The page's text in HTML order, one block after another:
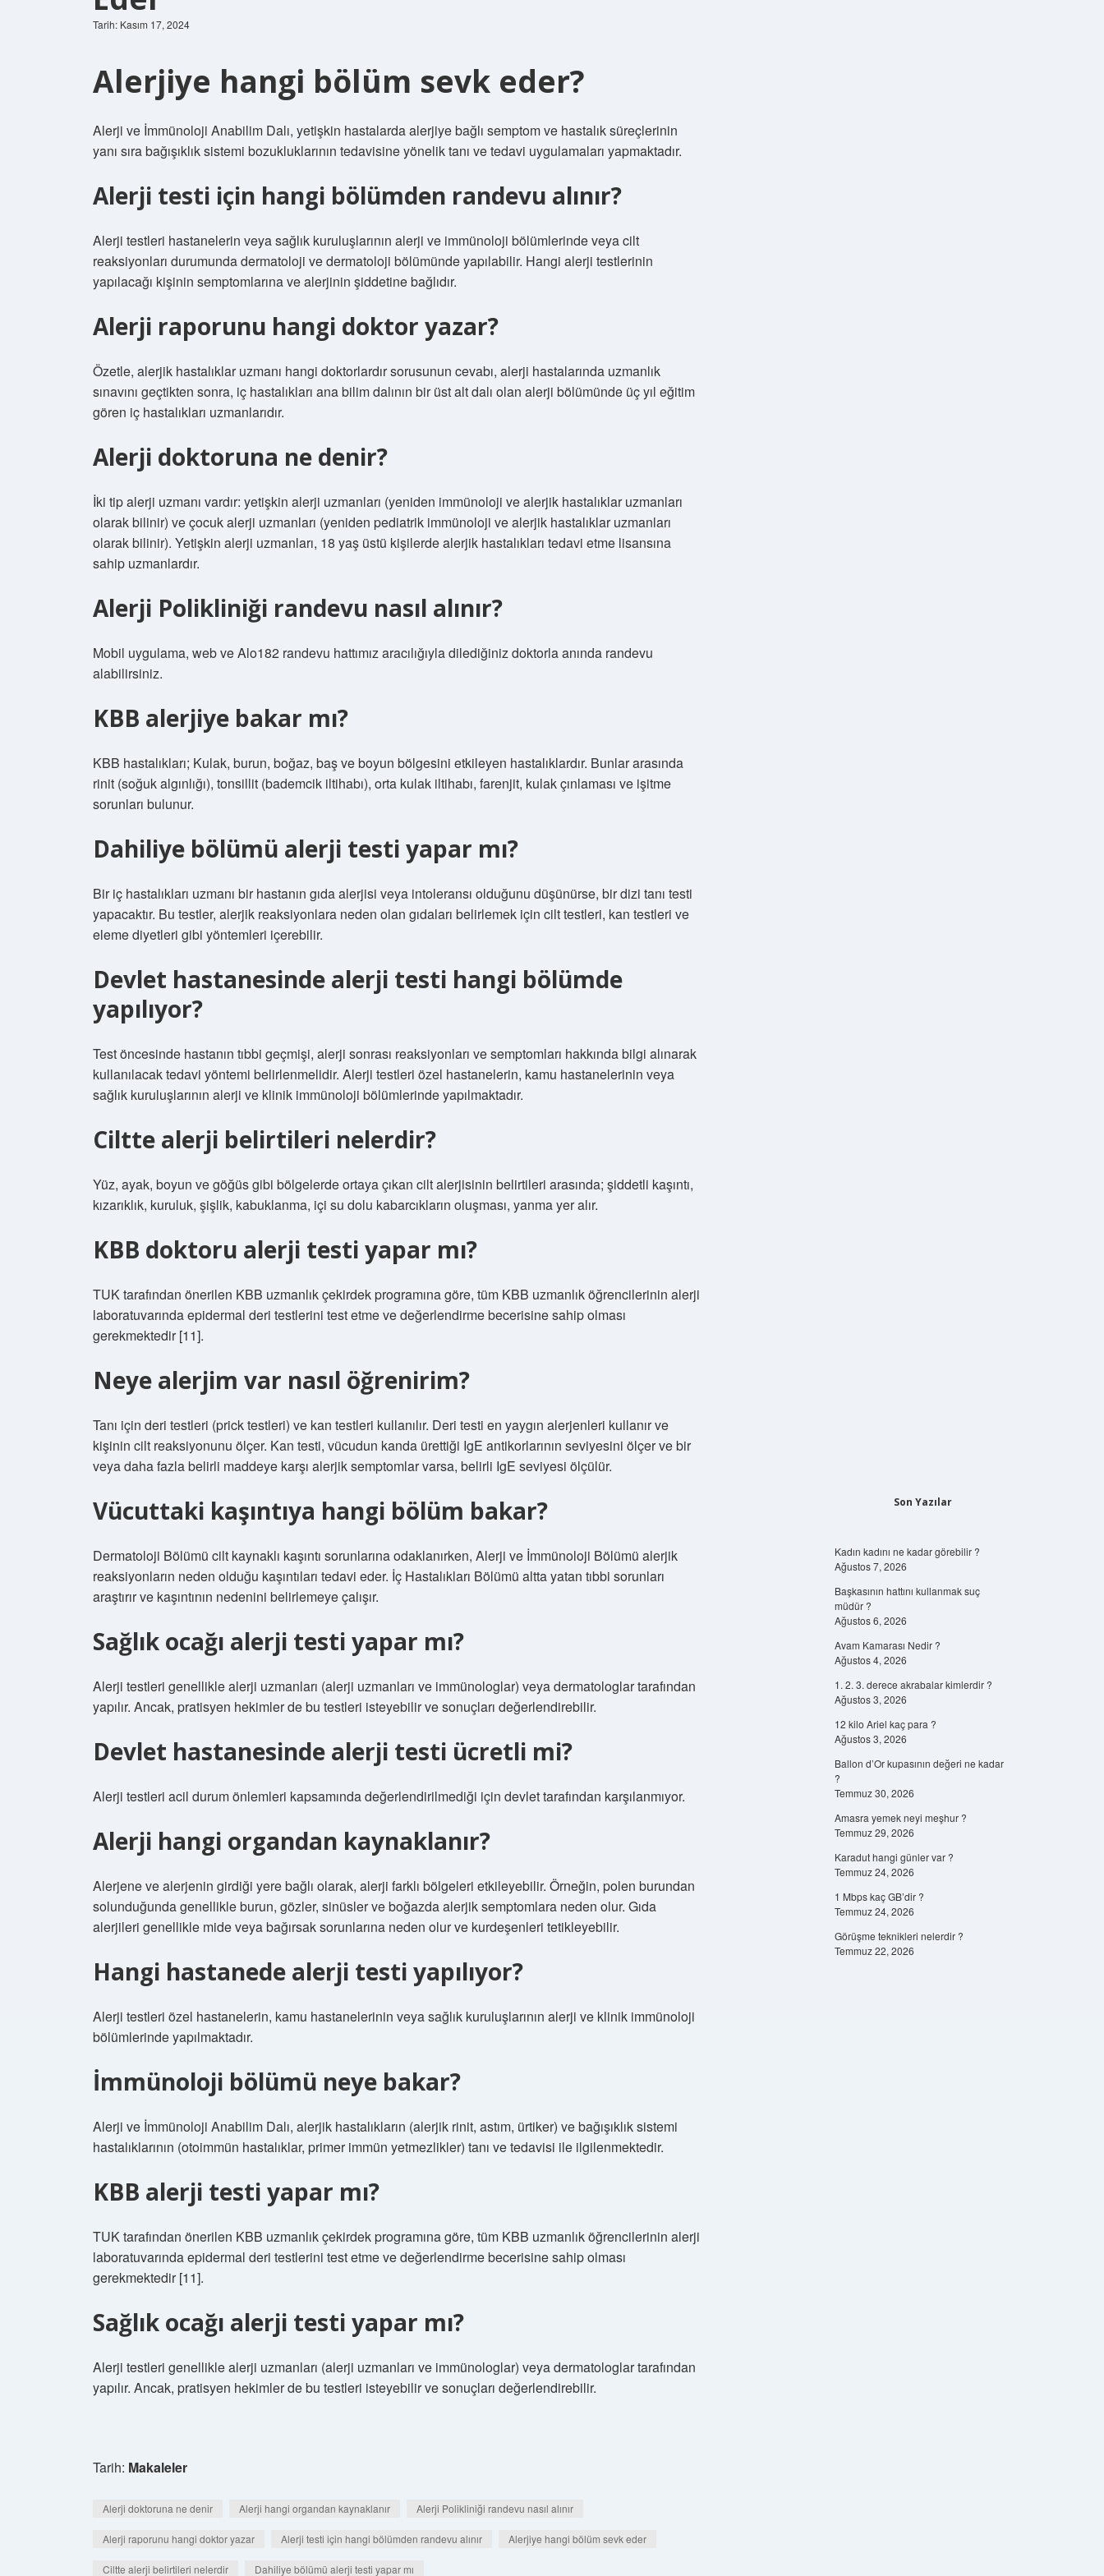
Tarih: Kasım 17, 2024
Alerjiye hangi bölüm sevk eder?
Alerji ve İmmünoloji Anabilim Dalı, yetişkin hastalarda alerjiye bağlı semptom ve hastalık süreçlerinin
yanı sıra bağışıklık sistemi bozukluklarının tedavisine yönelik tanı ve tedavi uygulamaları yapmaktadır.
Alerji testi için hangi bölümden randevu alınır?
Alerji testleri hastanelerin veya sağlık kuruluşlarının alerji ve immünoloji bölümlerinde veya cilt
reaksiyonları durumunda dermatoloji ve dermatoloji bölümünde yapılabilir. Hangi alerji testlerinin
yapılacağı kişinin semptomlarına ve alerjinin şiddetine bağlıdır.
Alerji raporunu hangi doktor yazar?
Özetle, alerjik hastalıklar uzmanı hangi doktorlardır sorusunun cevabı, alerji hastalarında uzmanlık
sınavını geçtikten sonra, iç hastalıkları ana bilim dalının bir üst alt dalı olan alerji bölümünde üç yıl eğitim
gören iç hastalıkları uzmanlarıdır.
Alerji doktoruna ne denir?
İki tip alerji uzmanı vardır: yetişkin alerji uzmanları (yeniden immünoloji ve alerjik hastalıklar uzmanları
olarak bilinir) ve çocuk alerji uzmanları (yeniden pediatrik immünoloji ve alerjik hastalıklar uzmanları
olarak bilinir). Yetişkin alerji uzmanları, 18 yaş üstü kişilerde alerjik hastalıkları tedavi etme lisansına
sahip uzmanlardır.
Alerji Polikliniği randevu nasıl alınır?
Mobil uygulama, web ve Alo182 randevu hattımız aracılığıyla dilediğiniz doktorla anında randevu
alabilirsiniz.
KBB alerjiye bakar mı?
KBB hastalıkları; Kulak, burun, boğaz, baş ve boyun bölgesini etkileyen hastalıklardır. Bunlar arasında
rinit (soğuk algınlığı), tonsillit (bademcik iltihabı), orta kulak iltihabı, farenjit, kulak çınlaması ve işitme
sorunları bulunur.
Dahiliye bölümü alerji testi yapar mı?
Bir iç hastalıkları uzmanı bir hastanın gıda alerjisi veya intoleransı olduğunu düşünürse, bir dizi tanı testi
yapacaktır. Bu testler, alerjik reaksiyonlara neden olan gıdaları belirlemek için cilt testleri, kan testleri ve
eleme diyetleri gibi yöntemleri içerebilir.
Devlet hastanesinde alerji testi hangi bölümde
yapılıyor?
Test öncesinde hastanın tıbbi geçmişi, alerji sonrası reaksiyonları ve semptomları hakkında bilgi alınarak
kullanılacak tedavi yöntemi belirlenmelidir. Alerji testleri özel hastanelerin, kamu hastanelerinin veya
sağlık kuruluşlarının alerji ve klinik immünoloji bölümlerinde yapılmaktadır.
Ciltte alerji belirtileri nelerdir?
Yüz, ayak, boyun ve göğüs gibi bölgelerde ortaya çıkan cilt alerjisinin belirtileri arasında; şiddetli kaşıntı,
kızarıklık, kuruluk, şişlik, kabuklanma, içi su dolu kabarcıkların oluşması, yanma yer alır.
KBB doktoru alerji testi yapar mı?
TUK tarafından önerilen KBB uzmanlık çekirdek programına göre, tüm KBB uzmanlık öğrencilerinin alerji
laboratuvarında epidermal deri testlerini test etme ve değerlendirme becerisine sahip olması
gerekmektedir [11].
Neye alerjim var nasıl öğrenirim?
Tanı için deri testleri (prick testleri) ve kan testleri kullanılır. Deri testi en yaygın alerjenleri kullanır ve
kişinin cilt reaksiyonunu ölçer. Kan testi, vücudun kanda ürettiği IgE antikorlarının seviyesini ölçer ve bir
veya daha fazla belirli maddeye karşı alerjik semptomlar varsa, belirli IgE seviyesi ölçülür.
Vücuttaki kaşıntıya hangi bölüm bakar?
Dermatoloji Bölümü cilt kaynaklı kaşıntı sorunlarına odaklanırken, Alerji ve İmmünoloji Bölümü alerjik
reaksiyonların neden olduğu kaşıntıları tedavi eder. İç Hastalıkları Bölümü altta yatan tıbbi sorunları
araştırır ve kaşıntının nedenini belirlemeye çalışır.
Sağlık ocağı alerji testi yapar mı?
Alerji testleri genellikle alerji uzmanları (alerji uzmanları ve immünologlar) veya dermatologlar tarafından
yapılır. Ancak, pratisyen hekimler de bu testleri isteyebilir ve sonuçları değerlendirebilir.
Devlet hastanesinde alerji testi ücretli mi?
Alerji testleri acil durum önlemleri kapsamında değerlendirilmediği için devlet tarafından karşılanmıyor.
Alerji hangi organdan kaynaklanır?
Alerjene ve alerjenin girdiği yere bağlı olarak, alerji farklı bölgeleri etkileyebilir. Örneğin, polen burundan
solunduğunda genellikle burun, gözler, sinüsler ve boğazda alerjik semptomlara neden olur. Gıda
alerjileri genellikle mide veya bağırsak sorunlarına neden olur ve kurdeşenleri tetikleyebilir.
Hangi hastanede alerji testi yapılıyor?
Alerji testleri özel hastanelerin, kamu hastanelerinin veya sağlık kuruluşlarının alerji ve klinik immünoloji
bölümlerinde yapılmaktadır.
İmmünoloji bölümü neye bakar?
Alerji ve İmmünoloji Anabilim Dalı, alerjik hastalıkların (alerjik rinit, astım, ürtiker) ve bağışıklık sistemi
hastalıklarının (otoimmün hastalıklar, primer immün yetmezlikler) tanı ve tedavisi ile ilgilenmektedir.
KBB alerji testi yapar mı?
TUK tarafından önerilen KBB uzmanlık çekirdek programına göre, tüm KBB uzmanlık öğrencilerinin alerji
laboratuvarında epidermal deri testlerini test etme ve değerlendirme becerisine sahip olması
gerekmektedir [11].
Sağlık ocağı alerji testi yapar mı?
Alerji testleri genellikle alerji uzmanları (alerji uzmanları ve immünologlar) veya dermatologlar tarafından
yapılır. Ancak, pratisyen hekimler de bu testleri isteyebilir ve sonuçları değerlendirebilir.
Tarih: Makaleler
Alerji doktoruna ne denir Alerji hangi organdan kaynaklanır Alerji Polikliniği randevu nasıl alınır
Alerji raporunu hangi doktor yazar Alerji testi için hangi bölümden randevu alınır Alerjiye hangi bölüm sevk eder
Ciltte alerji belirtileri nelerdir Dahiliye bölümü alerji testi yapar mı
Son Yazılar
Kadın kadını ne kadar görebilir ?
Ağustos 7, 2026
Başkasının hattını kullanmak suç
müdür ?
Ağustos 6, 2026
Avam Kamarası Nedir ?
Ağustos 4, 2026
1. 2. 3. derece akrabalar kimlerdir ?
Ağustos 3, 2026
12 kilo Ariel kaç para ?
Ağustos 3, 2026
Ballon d’Or kupasının değeri ne kadar
?
Temmuz 30, 2026
Amasra yemek neyi meşhur ?
Temmuz 29, 2026
Karadut hangi günler var ?
Temmuz 24, 2026
1 Mbps kaç GB’dir ?
Temmuz 24, 2026
Görüşme teknikleri nelerdir ?
Temmuz 22, 2026